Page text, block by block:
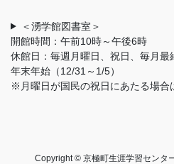
＜湧学館図書室＞
開館時間：午前10時～午後6時
休館日：毎週月曜日、祝日、毎月最
年末年始（12/31～1/5）
※月曜日が国民の祝日にあたる場合
Copyright © 京極町生涯学習センタ